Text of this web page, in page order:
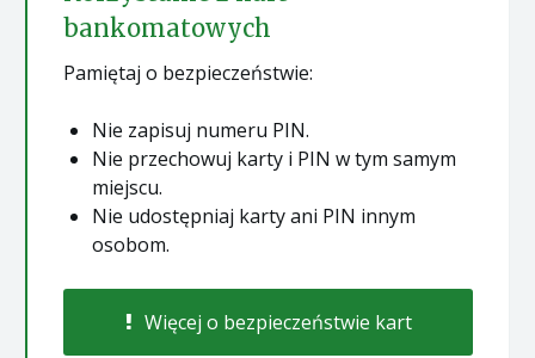
bankomatowych
Pamiętaj o bezpieczeństwie:
Nie zapisuj numeru PIN.
Nie przechowuj karty i PIN w tym samym
miejscu.
Nie udostępniaj karty ani PIN innym
osobom.
Więcej o bezpieczeństwie kart